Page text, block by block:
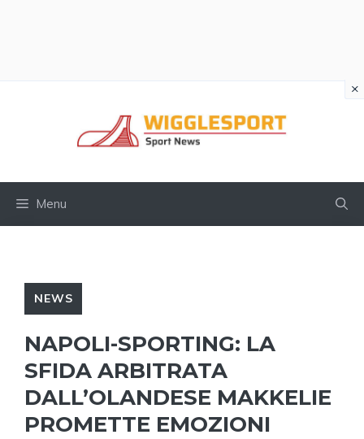
Menu
NEWS
NAPOLI-SPORTING: LA
SFIDA ARBITRATA
DALL’OLANDESE MAKKELIE
PROMETTE EMOZIONI
×